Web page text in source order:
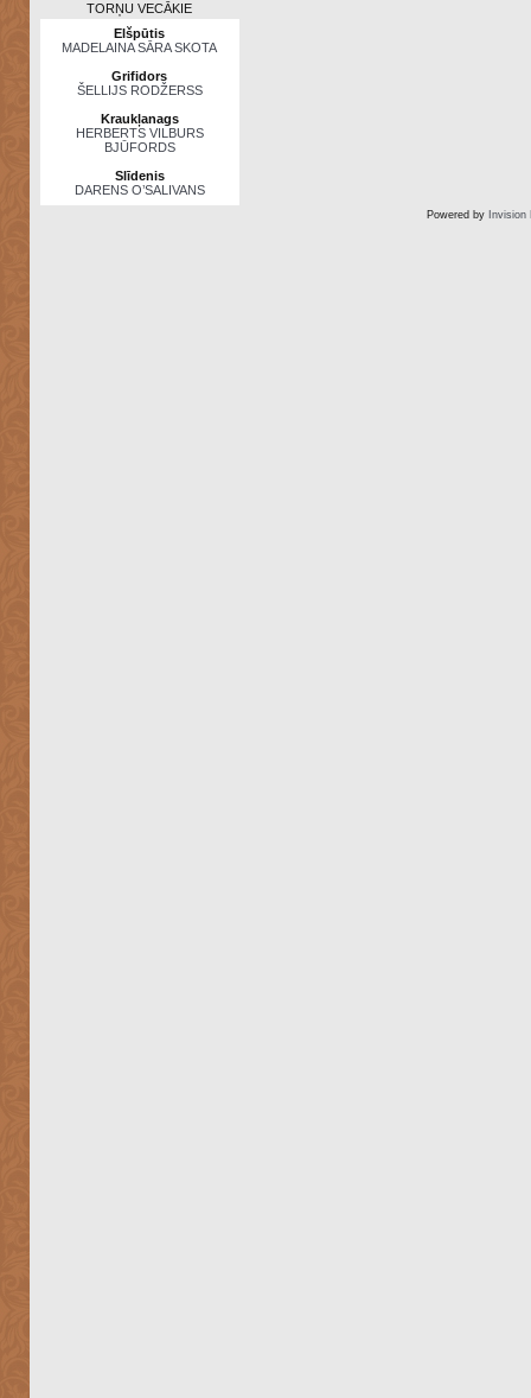
TORŅU VECĀKIE
Elšpūtis
MADELAINA SĀRA SKOTA
Grifidors
ŠELLIJS RODŽERSS
Kraukļanags
HERBERTS VILBURS
BJŪFORDS
Slīdenis
DARENS O’SALIVANS
Powered by Invision